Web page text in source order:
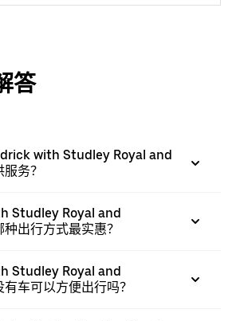
答
with Studley Royal and
务？
Studley Royal and
出行方式最实惠？
Studley Royal and
车可以方便出行吗？